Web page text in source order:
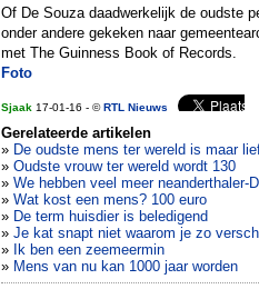
Of De Souza daadwerkelijk de oudste
onder andere gekeken naar
met The Guinness Book of Records.
Foto
Sjaak 17-01-16 - ©RTL Nieuws
Gerelateerde artikelen
» De oudste mens ter wereld is maar
» Oudste vrouw ter wereld wordt 130
» We hebben veel meer neanderthaler-
» Wat kost een mens? 100 euro
» De term huisdier is beledigend
» Je kat snapt niet waarom je zo
»
Ik ben een zeemeermin
» Mens van nu kan 1000 jaar worden